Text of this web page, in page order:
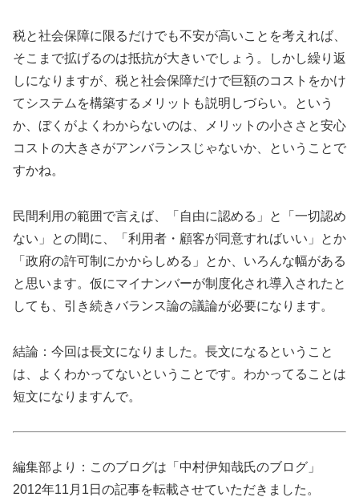
税と社会保障に限るだけでも不安が高いことを考えれば、
そこまで拡げるのは抵抗が大きいでしょう。しかし繰り返
しになりますが、税と社会保障だけで巨額のコストをかけ
てシステムを構築するメリットも説明しづらい。という
か、ぼくがよくわからないのは、メリットの小ささと安心
コストの大きさがアンバランスじゃないか、ということで
すかね。
民間利用の範囲で言えば、「自由に認める」と「一切認め
ない」との間に、「利用者・顧客が同意すればいい」とか
「政府の許可制にかからしめる」とか、いろんな幅がある
と思います。仮にマイナンバーが制度化され導入されたと
しても、引き続きバランス論の議論が必要になります。
結論：今回は長文になりました。長文になるということ
は、よくわかってないということです。わかってることは
短文になりますんで。
編集部より：このブログは「中村伊知哉氏のブログ」
2012年11月1日の記事を転載させていただきました。